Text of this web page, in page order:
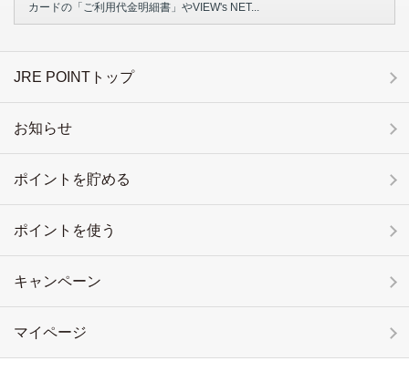
カードの「ご利用代金明細書」やVIEW's NET...
JRE POINTトップ
お知らせ
ポイントを貯める
ポイントを使う
キャンペーン
マイページ